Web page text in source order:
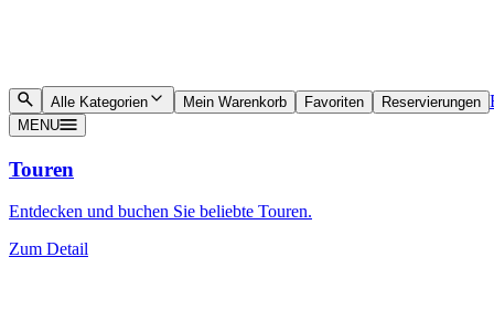
Alle Kategorien Mein Warenkorb Favoriten Reservierungen
MENU
Touren
Entdecken und buchen Sie beliebte Touren.
Zum Detail